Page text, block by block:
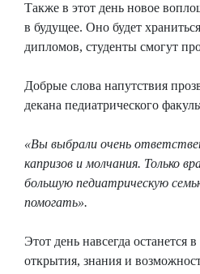
Также в этот день новое
в будущее. Оно будет
дипломов, студенты смогут
Добрые слова напутствия
декана педиатрического
«Вы выбрали очень
капризов и молчания. Только
большую педиатрическую
помогать».
Этот день навсегда
открытия, знания и